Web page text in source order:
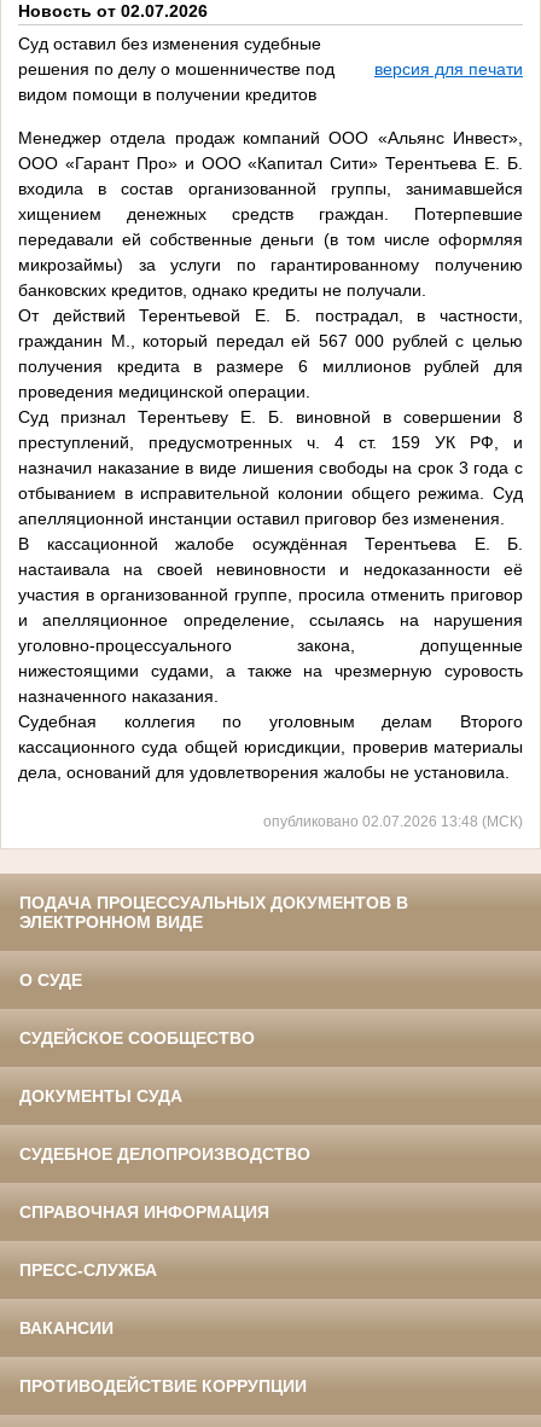
Новость от 02.07.2026
Суд оставил без изменения судебные
решения по делу о мошенничестве под
видом помощи в получении кредитов
версия для печати
Менеджер отдела продаж компаний ООО «Альянс Инвест»,
ООО «Гарант Про» и ООО «Капитал Сити» Терентьева Е. Б.
входила в состав организованной группы, занимавшейся
хищением денежных средств граждан. Потерпевшие
передавали ей собственные деньги (в том числе оформляя
микрозаймы) за услуги по гарантированному получению
банковских кредитов, однако кредиты не получали.
От действий Терентьевой Е. Б. пострадал, в частности,
гражданин М., который передал ей 567 000 рублей с целью
получения кредита в размере 6 миллионов рублей для
проведения медицинской операции.
Суд признал Терентьеву Е. Б. виновной в совершении 8
преступлений, предусмотренных ч. 4 ст. 159 УК РФ, и
назначил наказание в виде лишения свободы на срок 3 года с
отбыванием в исправительной колонии общего режима. Суд
апелляционной инстанции оставил приговор без изменения.
В кассационной жалобе осуждённая Терентьева Е. Б.
настаивала на своей невиновности и недоказанности её
участия в организованной группе, просила отменить приговор
и апелляционное определение, ссылаясь на нарушения
уголовно‑процессуального закона, допущенные
нижестоящими судами, а также на чрезмерную суровость
назначенного наказания.
Судебная коллегия по уголовным делам Второго
кассационного суда общей юрисдикции, проверив материалы
дела, оснований для удовлетворения жалобы не установила.
опубликовано 02.07.2026 13:48 (МСК)
ПОДАЧА ПРОЦЕССУАЛЬНЫХ ДОКУМЕНТОВ В
ЭЛЕКТРОННОМ ВИДЕ
О СУДЕ
СУДЕЙСКОЕ СООБЩЕСТВО
ДОКУМЕНТЫ СУДА
СУДЕБНОЕ ДЕЛОПРОИЗВОДСТВО
СПРАВОЧНАЯ ИНФОРМАЦИЯ
ПРЕСС-СЛУЖБА
ВАКАНСИИ
ПРОТИВОДЕЙСТВИЕ КОРРУПЦИИ